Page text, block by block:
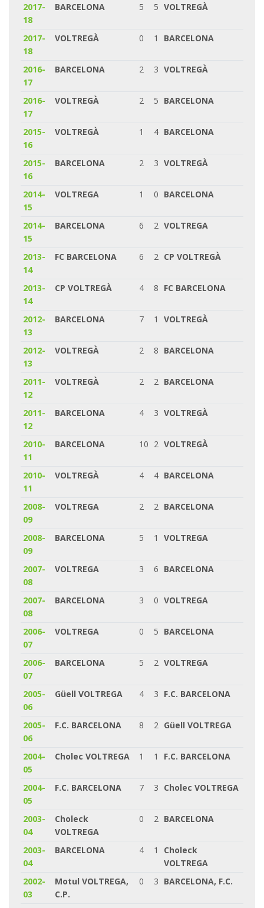
2017-
18
BARCELONA 5 5 VOLTREGÀ
2017-
18
VOLTREGÀ 0 1 BARCELONA
2016-
17
BARCELONA 2 3 VOLTREGÀ
2016-
17
VOLTREGÀ 2 5 BARCELONA
2015-
16
VOLTREGÀ 1 4 BARCELONA
2015-
16
BARCELONA 2 3 VOLTREGÀ
2014-
15
VOLTREGA 1 0 BARCELONA
2014-
15
BARCELONA 6 2 VOLTREGA
2013-
14
FC BARCELONA 6 2 CP VOLTREGÀ
2013-
14
CP VOLTREGÀ 4 8 FC BARCELONA
2012-
13
BARCELONA 7 1 VOLTREGÀ
2012-
13
VOLTREGÀ 2 8 BARCELONA
2011-
12
VOLTREGÀ 2 2 BARCELONA
2011-
12
BARCELONA 4 3 VOLTREGÀ
2010-
11
BARCELONA 10 2 VOLTREGÀ
2010-
11
VOLTREGÀ 4 4 BARCELONA
2008-
09
VOLTREGA 2 2 BARCELONA
2008-
09
BARCELONA 5 1 VOLTREGA
2007-
08
VOLTREGA 3 6 BARCELONA
2007-
08
BARCELONA 3 0 VOLTREGA
2006-
07
VOLTREGA 0 5 BARCELONA
2006-
07
BARCELONA 5 2 VOLTREGA
2005-
06
Güell VOLTREGA 4 3 F.C. BARCELONA
2005-
06
F.C. BARCELONA 8 2 Güell VOLTREGA
2004-
05
Cholec VOLTREGA 1 1 F.C. BARCELONA
2004-
05
F.C. BARCELONA 7 3 Cholec VOLTREGA
2003-
04
Choleck
VOLTREGA
0 2 BARCELONA
2003-
04
BARCELONA 4 1
Choleck
VOLTREGA
2002-
03
Motul VOLTREGA,
C.P.
0 3 BARCELONA, F.C.